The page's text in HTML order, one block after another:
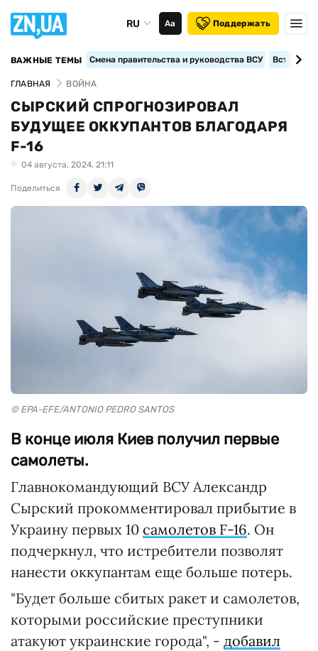
RU Аа Поддержать
ВАЖНЫЕ ТЕМЫ Смена правительства и руководства ВСУ
ГЛАВНАЯ ВОЙНА
СЫРСКИЙ СПРОГНОЗИРОВАЛ
БУДУЩЕЕ ОККУПАНТОВ БЛАГОДАРЯ
F-16
04 августа, 2024, 21:11
Поделиться
© EPA-EFE/ANTONIO PEDRO SANTOS
В конце июля Киев получил первые
самолеты.
Главнокомандующий ВСУ Александр
Сырский прокомментировал прибытие в
Украину первых 10 самолетов F-16. Он
подчеркнул, что истребители позволят
нанести оккупантам еще больше потерь.
"Будет больше сбитых ракет и самолетов,
которыми российские преступники
атакуют украинские города", - добавил